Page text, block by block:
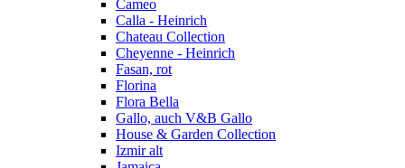
Cameo
Calla - Heinrich
Chateau Collection
Cheyenne - Heinrich
Fasan, rot
Florina
Flora Bella
Gallo, auch V&B Gallo
House & Garden Collection
Izmir alt